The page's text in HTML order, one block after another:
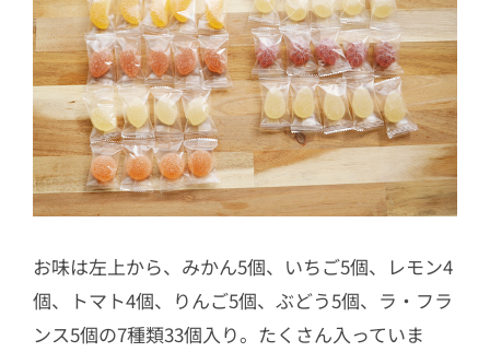
お味は左上から、みかん5個、いちご5個、レモン4
個、トマト4個、りんご5個、ぶどう5個、ラ・フラ
ンス5個の7種類33個入り。たくさん入っていま